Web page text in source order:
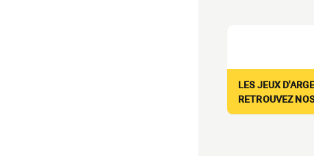
LES JEUX
RETROUVEZ